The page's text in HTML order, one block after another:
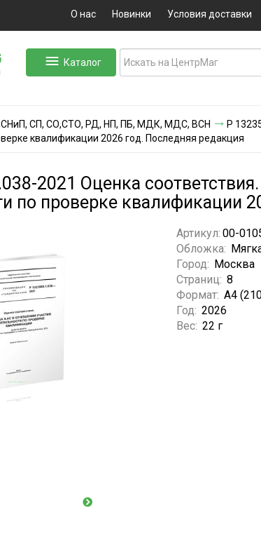
О нас Новинки Условия доставки
Каталог
СНиП, СП, СО,СТО, РД, НП, ПБ, МДК, МДС, ВСН
Р
квалификации 2026 год. Последняя редакция
2021 Оценка
по проверке квалификации
Артикул: 00-
Обложка:
Город: Москва
Страниц: 8
Формат: А4
Год: 2026
Вес: 22 г